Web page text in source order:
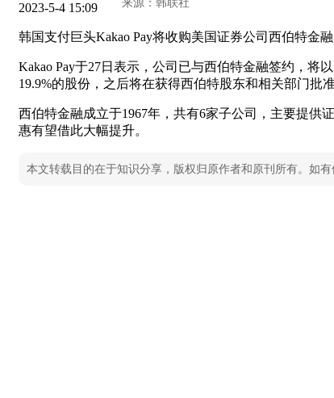
2023-5-4 15:09
韩国支付巨头Kakao Pay将收购美国证券公司西伯特金
Kakao Pay于27日表示，公司已与西伯特金融签约，将
19.9%的股份，之后将在获得西伯特股东和相关部门批
西伯特金融成立于1967年，共有6家子公司，主要提供
惠有望借此大幅提升。
本文转载目的在于知识分享，版权归原作者和原刊所有。如有